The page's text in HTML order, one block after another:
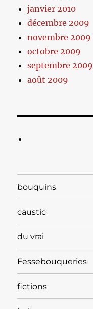
janvier 2010
décembre 2009
novembre 2009
octobre 2009
septembre 2009
août 2009
bouquins
caustic
du vrai
Fessebouqueries
fictions